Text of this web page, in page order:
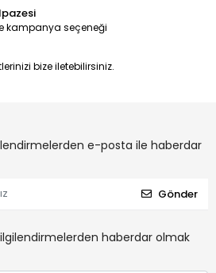
kampanya seçeneği
bize iletebilirsiniz.
e-posta ile haberdar
Gönder
haberdar olmak